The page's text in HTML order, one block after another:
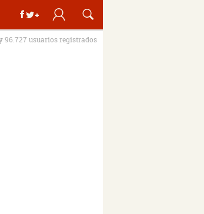
96.727 usuarios registrados